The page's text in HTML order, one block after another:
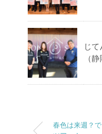
じ
（
春色は来週？